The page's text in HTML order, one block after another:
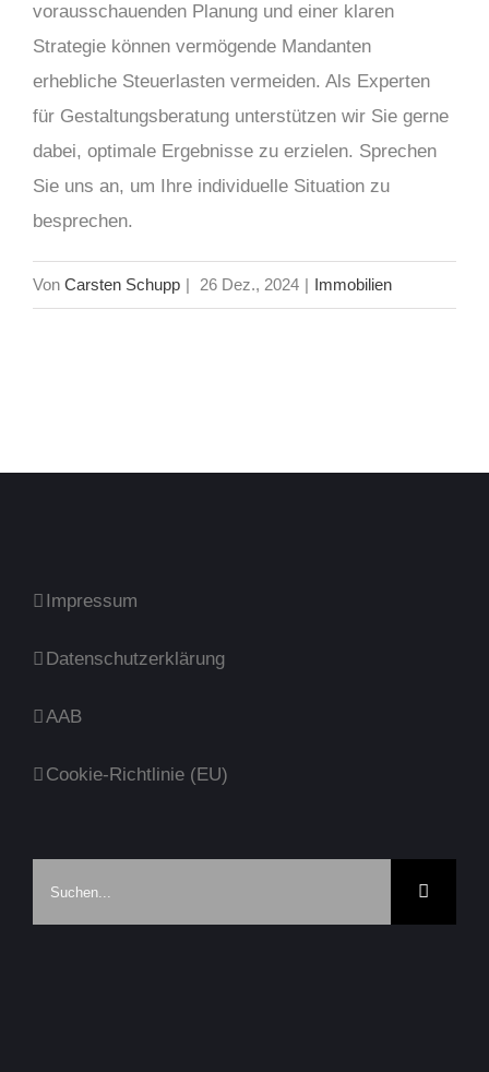
vorausschauenden Planung und einer klaren
Strategie können vermögende Mandanten
erhebliche Steuerlasten vermeiden. Als Experten
für Gestaltungsberatung unterstützen wir Sie gerne
dabei, optimale Ergebnisse zu erzielen. Sprechen
Sie uns an, um Ihre individuelle Situation zu
besprechen.
Von Carsten Schupp | 26 Dez., 2024 | Immobilien
Impressum
Datenschutzerklärung
AAB
Cookie-Richtlinie (EU)